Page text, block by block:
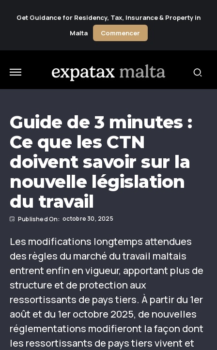
Get Guidance for Residency, Tax, Insurance & Property in
Malta
Commencer
Guide de 3 minutes :
Ce que les CTN
doivent savoir sur la
nouvelle législation
du travail
octobre 30, 2025
Les modifications longtemps attendues
des règles du marché du travail maltais
entrent enfin en vigueur, apportant plus de
structure et de protection aux
ressortissants de pays tiers. À partir du 1er
août et du 1er octobre 2025, de nouvelles
réglementations modifieront la façon dont
les ressortissants de pays tiers vivent et